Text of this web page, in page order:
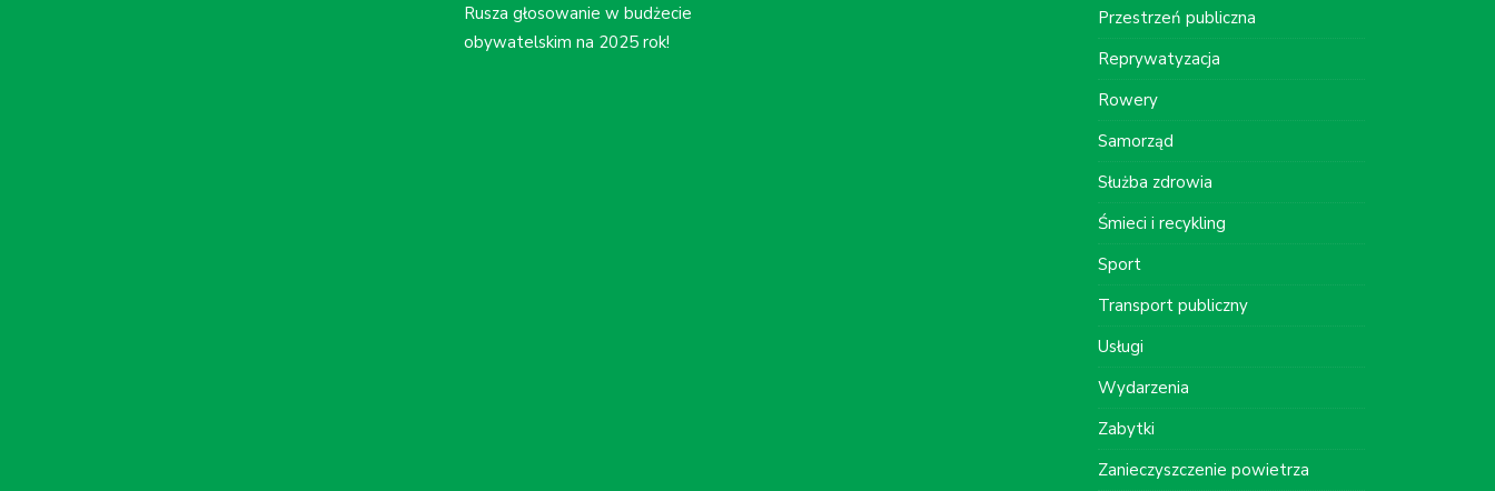
Rusza głosowanie w budżecie
obywatelskim na 2025 rok!
Przestrzeń publiczna
Reprywatyzacja
Rowery
Samorząd
Służba zdrowia
Śmieci i recykling
Sport
Transport publiczny
Usługi
Wydarzenia
Zabytki
Zanieczyszczenie powietrza